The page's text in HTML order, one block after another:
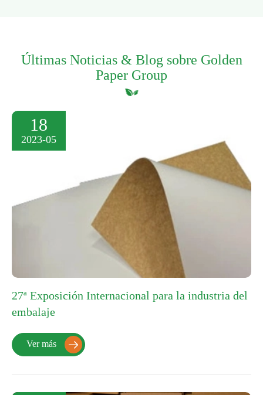
Últimas Noticias & Blog sobre Golden
Paper Group
18
2023-05
27ª Exposición Internacional para la industria del
embalaje
Ver más 